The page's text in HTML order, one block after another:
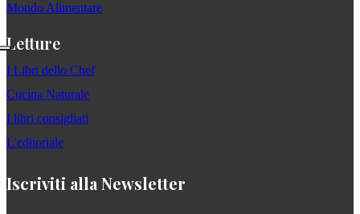
Mondo Alimentare
Letture
I Libri dello Chef
Cucina Naturale
I libri consigliati
L'editoriale
Iscriviti alla Newsletter